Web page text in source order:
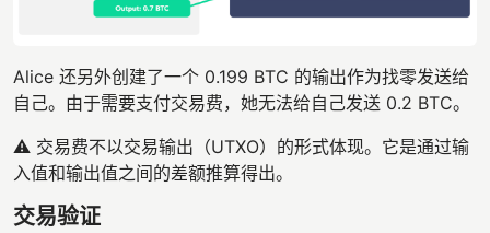
Alice 还另外创建了一个 0.199 BTC 的输出作为找零发送给
自己。由于需要支付交易费，她无法给自己发送 0.2 BTC。
⚠️ 交易费不以交易输出（UTXO）的形式体现。它是通过输
入值和输出值之间的差额推算得出。
交易验证